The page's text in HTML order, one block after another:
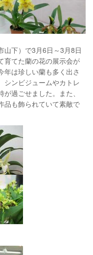
下）で3月6日～3月8日
育てた蘭の花の展示会が
年は珍しい蘭も多く出さ
シンビジュームやカトレ
過ごせました。また、
も飾られていて素敵で